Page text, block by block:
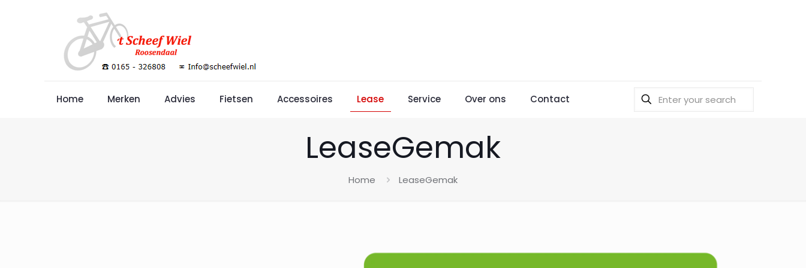
Home Merken Advies Fietsen Accessoires Lease Service Over ons Contact
LeaseGemak
Home LeaseGemak